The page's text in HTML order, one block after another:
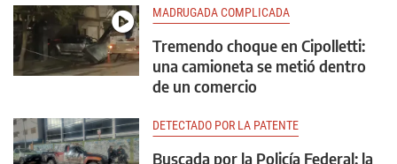
MADRUGADA COMPLICADA
Tremendo choque en Cipolletti:
una camioneta se metió dentro
de un comercio
DETECTADO POR LA PATENTE
Buscada por la Policía Federal: la